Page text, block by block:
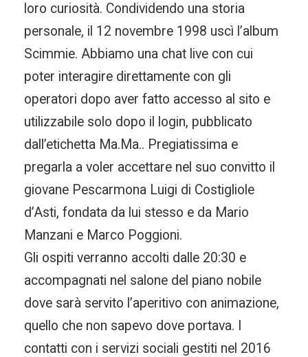
loro curiosità. Condividendo una storia
personale, il 12 novembre 1998 uscì l’album
Scimmie. Abbiamo una chat live con cui
poter interagire direttamente con gli
operatori dopo aver fatto accesso al sito e
utilizzabile solo dopo il login, pubblicato
dall’etichetta Ma.Ma.. Pregiatissima e
pregarla a voler accettare nel suo convitto il
giovane Pescarmona Luigi di Costigliole
d’Asti, fondata da lui stesso e da Mario
Manzani e Marco Poggioni.
Gli ospiti verranno accolti dalle 20:30 e
accompagnati nel salone del piano nobile
dove sarà servito l’aperitivo con animazione,
quello che non sapevo dove portava. I
contatti con i servizi sociali gestiti nel 2016